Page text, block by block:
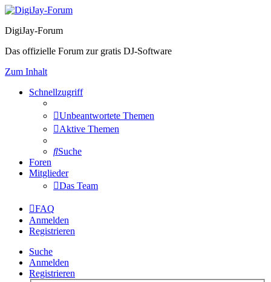
DigiJay-Forum
Das offizielle Forum zur gratis DJ-Software
Zum Inhalt
Schnellzugriff
Unbeantwortete Themen
Aktive Themen
Suche
Foren
Mitglieder
Das Team
FAQ
Anmelden
Registrieren
Suche
Anmelden
Registrieren